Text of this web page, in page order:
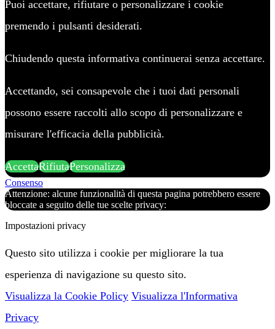
Puoi accettare, rifiutare o personalizzare i cookie
premendo i pulsanti desiderati.
Chiudendo questa informativa continuerai senza accettare.
Accettando, sei consapevole che i tuoi dati personali
possono essere raccolti allo scopo di personalizzare e
misurare l'efficacia della pubblicità.
AccettaRifiutaPersonalizza
Consenso
Attenzione: alcune funzionalità di questa pagina potrebbero essere
bloccate a seguito delle tue scelte privacy:
Impostazioni privacy
Questo sito utilizza i cookie per migliorare la tua
esperienza di navigazione su questo sito.
Visualizza la Cookie Policy Visualizza l'Informativa
Privacy